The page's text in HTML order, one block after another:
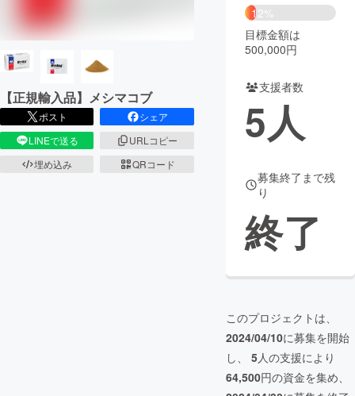
チャレンジ
まちづくり・地域活性化
CAMPFIRE for Social Good
CAMPFIRE Creation
CAMPFIREふるさと納税
コミュニティ
【正規輸入品】メシマコブ
ポスト
シェア
LINEで送る
URLコピー
埋め込み
QRコード
12%
目標金額は
500,000円
支援者数
5人
募集終了まで残
り
終了
このプロジェクトは、
2024/04/10に募集を開始
し、 5人の支援により
64,500円の資金を集め、